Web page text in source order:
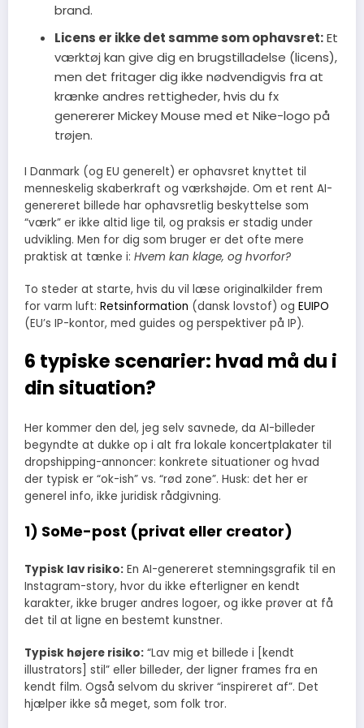
brand.
Licens er ikke det samme som ophavsret:Et
værktøj kan give dig en brugstilladelse (licens),
men det fritager dig ikke nødvendigvis fra at
krænke andres rettigheder, hvis du fx
genererer Mickey Mouse med et Nike-logo på
trøjen.
I Danmark (og EU generelt) er ophavsret knyttet til
menneskelig skaberkraft og værkshøjde. Om et rent AI-
genereret billede har ophavsretlig beskyttelse som
“værk” er ikke altid lige til, og praksis er stadig under
udvikling. Men for dig som bruger er det ofte mere
praktisk at tænke i: Hvem kan klage, og hvorfor?
To steder at starte, hvis du vil læse originalkilder frem
for varm luft: Retsinformation (dansk lovstof) og EUIPO
(EU’s IP-kontor, med guides og perspektiver på IP).
6 typiske scenarier: hvad må du i
din situation?
Her kommer den del, jeg selv savnede, da AI-billeder
begyndte at dukke op i alt fra lokale koncertplakater til
dropshipping-annoncer: konkrete situationer og hvad
der typisk er “ok-ish” vs. “rød zone”. Husk: det her er
generel info, ikke juridisk rådgivning.
1) SoMe-post (privat eller creator)
Typisk lav risiko: En AI-genereret stemningsgrafik til en
Instagram-story, hvor du ikke efterligner en kendt
karakter, ikke bruger andres logoer, og ikke prøver at få
det til at ligne en bestemt kunstner.
Typisk højere risiko: “Lav mig et billede i [kendt
illustrators] stil” eller billeder, der ligner frames fra en
kendt film. Også selvom du skriver “inspireret af”. Det
hjælper ikke så meget, som folk tror.